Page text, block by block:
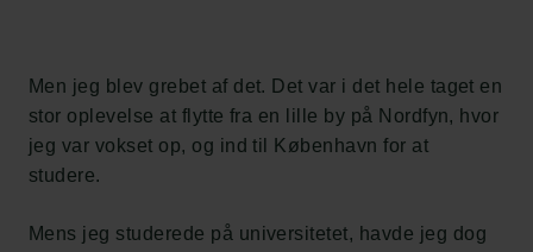
Men jeg blev grebet af det. Det var i det hele taget en
stor oplevelse at flytte fra en lille by på Nordfyn, hvor
jeg var vokset op, og ind til København for at
studere.
Mens jeg studerede på universitetet, havde jeg dog